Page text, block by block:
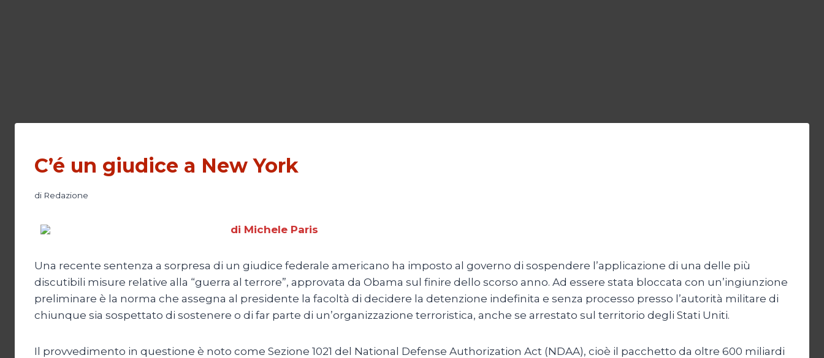
C’é un giudice a New York
di Redazione
di Michele Paris
Una recente sentenza a sorpresa di un giudice federale americano ha imposto al governo di sospendere l’applicazione di una delle più
discutibili misure relative alla “guerra al terrore”, approvata da Obama sul finire dello scorso anno. Ad essere stata bloccata con un’ingiunzione
preliminare è la norma che assegna al presidente la facoltà di decidere la detenzione indefinita e senza processo presso l’autorità militare di
chiunque sia sospettato di sostenere o di far parte di un’organizzazione terroristica, anche se arrestato sul territorio degli Stati Uniti.
Il provvedimento in questione è noto come Sezione 1021 del National Defense Authorization Act (NDAA), cioè il pacchetto da oltre 600 miliardi